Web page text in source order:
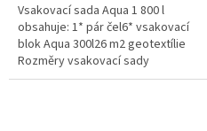
Vsakovací sada Aqua 1 800 l
obsahuje: 1* pár čel6* vsakovací
blok Aqua 300l26 m2 geotextílie
Rozměry vsakovací sady
720x80x52 cm Nosnost bloků až